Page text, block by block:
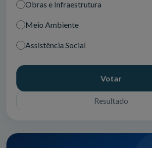
Obras e Infraestrutura
Meio Ambiente
Assistência Social
Votar
Resultado